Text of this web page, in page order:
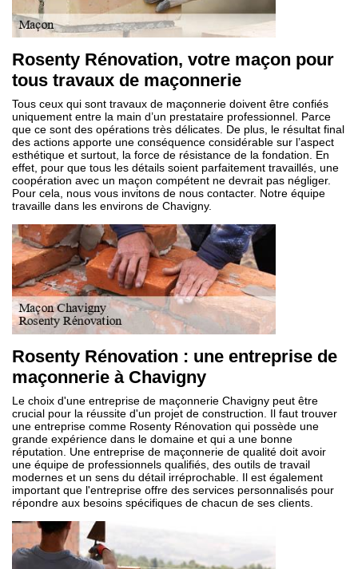
Rosenty Rénovation, votre maçon pour
tous travaux de maçonnerie
Tous ceux qui sont travaux de maçonnerie doivent être confiés
uniquement entre la main d’un prestataire professionnel. Parce
que ce sont des opérations très délicates. De plus, le résultat final
des actions apporte une conséquence considérable sur l’aspect
esthétique et surtout, la force de résistance de la fondation. En
effet, pour que tous les détails soient parfaitement travaillés, une
coopération avec un maçon compétent ne devrait pas négliger.
Pour cela, nous vous invitons de nous contacter. Notre équipe
travaille dans les environs de Chavigny.
Rosenty Rénovation : une entreprise de
maçonnerie à Chavigny
Le choix d'une entreprise de maçonnerie Chavigny peut être
crucial pour la réussite d'un projet de construction. Il faut trouver
une entreprise comme Rosenty Rénovation qui possède une
grande expérience dans le domaine et qui a une bonne
réputation. Une entreprise de maçonnerie de qualité doit avoir
une équipe de professionnels qualifiés, des outils de travail
modernes et un sens du détail irréprochable. Il est également
important que l'entreprise offre des services personnalisés pour
répondre aux besoins spécifiques de chacun de ses clients.